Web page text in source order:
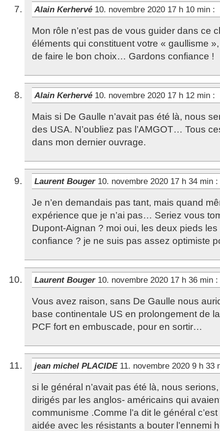
Alain Kerhervé 10. novembre 2020 17 h 10 min :
Mon rôle n’est pas de vous guider dans ce
éléments qui constituent votre « gaullisme
de faire le bon choix… Gardons confiance !
Alain Kerhervé 10. novembre 2020 17 h 12 min :
Mais si De Gaulle n’avait pas été là, nous
des USA. N’oubliez pas l’AMGOT… Tous
dans mon dernier ouvrage.
Laurent Bouger 10. novembre 2020 17 h 34 min :
Je n’en demandais pas tant, mais quand
expérience que je n’ai pas… Seriez vous
Dupont-Aignan ? moi oui, les deux pieds
confiance ? je ne suis pas assez optimiste
Laurent Bouger 10. novembre 2020 17 h 36 min :
Vous avez raison, sans De Gaulle nous
base continentale US en prolongement de
PCF fort en embuscade, pour en sortir…
jean michel PLACIDE 11. novembre 2020 9 h 33
si le général n’avait pas été là, nous
dirigés par les anglos- américains qui
communisme .Comme l’a dit le général
aidée avec les résistants a bouter l’ennemi